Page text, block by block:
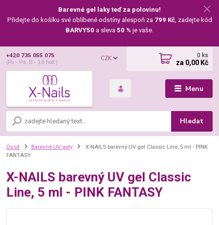
Barevné gel laky teď za polovinu!
Přidejte do košíku své oblíbené odstíny alespoň za 799 Kč, zadejte kód
BARVY50 a sleva 50 % je vaše.
Menu
CZK
Hledat
+420 735 055 075
(Po - Pá, 8 - 16 hod.)
0 ks
za 0,00 Kč
Úvod Barevné UV gely
X-NAILS barevný UV gel Classic Line, 5 ml - PINK
FANTASY
X-NAILS barevný UV gel Classic
Line, 5 ml - PINK FANTASY